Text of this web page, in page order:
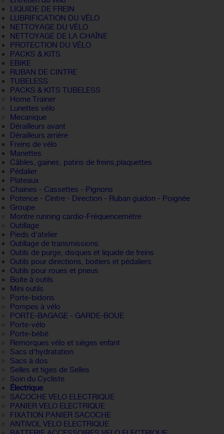
LIQUIDE DE FREIN
LUBRIFICATION DU VÉLO
NETTOYAGE DU VÉLO
NETTOYAGE DE LA CHAÎNE
PROTECTION DU VÉLO
PACKS & KITS
EBIKE
RUBAN DE CINTRE
TUBELESS
PACKS & KITS TUBELESS
Home Trainer
Lunettes vélo
Mecanique
Dérailleurs avant
Dérailleurs arrière
Freins de vélo
Manettes
Câbles, gaines, patins de freins,plaquettes
Pédalier
Plateaux
Chaines - Cassettes - Pignons
Potence - Cintre - Direction - Ruban guidon - Poignée
Groupe
Montre running cardio-Fréquencemètre
Outillage
Pieds d'atelier
Outillage de transmissions
Outils de purge, disques et liquide de freins
Outils pour directions, boitiers et pédaliers
Outils pour roues et pneus
Boite à outils
Mini outils
Porte-bidons
Pompes à vélo
PORTE-BAGAGE - GARDE-BOUE
Porte-vélo
Porte-bébé
Remorques vélo et sièges enfant
Sacs d'hydratation
Sacs à dos
Selles et tiges de Selles
Soin du Cycliste
Électrique
SACOCHE VELO ELECTRIQUE
PANIER VELO ELECTRIQUE
FIXATION PANIER SACOCHE
ANTIVOL VELO ELECTRIQUE